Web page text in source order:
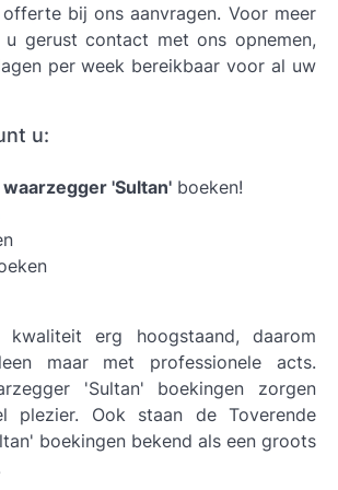
bij ons aanvragen. Voor meer
gerust contact met ons opnemen,
per week bereikbaar voor al uw
u:
'Sultan' boeken!
kwaliteit erg hoogstaand, daarom
maar met professionele acts.
'Sultan' boekingen zorgen
plezier. Ook staan de Toverende
boekingen bekend als een groots